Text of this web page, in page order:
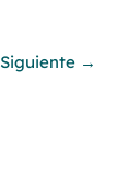
Siguiente→